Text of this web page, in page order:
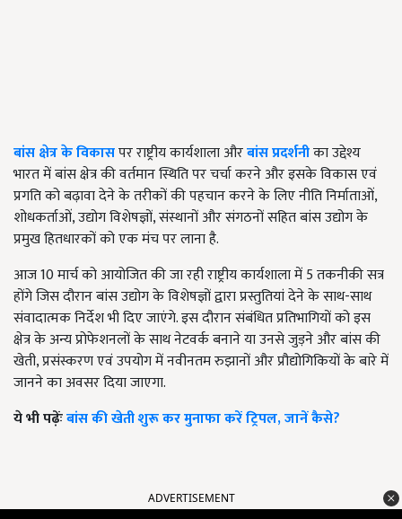
बांस क्षेत्र के विकासपर राष्ट्रीय कार्यशाला औरबांस प्रदर्शनीका उद्देश्य
भारत में बांस क्षेत्र की वर्तमान स्थिति पर चर्चा करने और इसके विकास एवं
प्रगति को बढ़ावा देने के तरीकों की पहचान करने के लिए नीति निर्माताओं,
शोधकर्ताओं, उद्योग विशेषज्ञों, संस्थानों और संगठनों सहित बांस उद्योग के
प्रमुख हितधारकों को एक मंच पर लाना है.
आज 10 मार्च को आयोजित की जा रही राष्ट्रीय कार्यशाला में 5 तकनीकी सत्र
होंगे जिस दौरान बांस उद्योग के विशेषज्ञों द्वारा प्रस्तुतियां देने के साथ-साथ
संवादात्मक निर्देश भी दिए जाएंगे. इस दौरान संबंधित प्रतिभागियों को इस
क्षेत्र के अन्य प्रोफेशनलों के साथ नेटवर्क बनाने या उनसे जुड़ने और बांस की
खेती, प्रसंस्करण एवं उपयोग में नवीनतम रुझानों और प्रौद्योगिकियों के बारे में
जानने का अवसर दिया जाएगा.
ये भी पढ़ेंःबांस की खेती शुरू कर मुनाफा करें ट्रिपल, जानें कैसे?
ADVERTISEMENT